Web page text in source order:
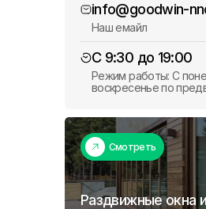
info@goodwin-
Наш емайл
С 9:30 до 19:00
Режим работы: С
воскресенье по
Смотреть
Раздвижные окна